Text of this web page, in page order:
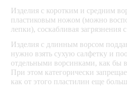
Изделия с коротким и средним
пластиковым ножом (можно
лепки), соскабливая загрязнения
Изделия с длинным ворсом
нужно взять сухую салфетку и
отдельными ворсинками, как бы
При этом категорически
как от этого пластилин еще